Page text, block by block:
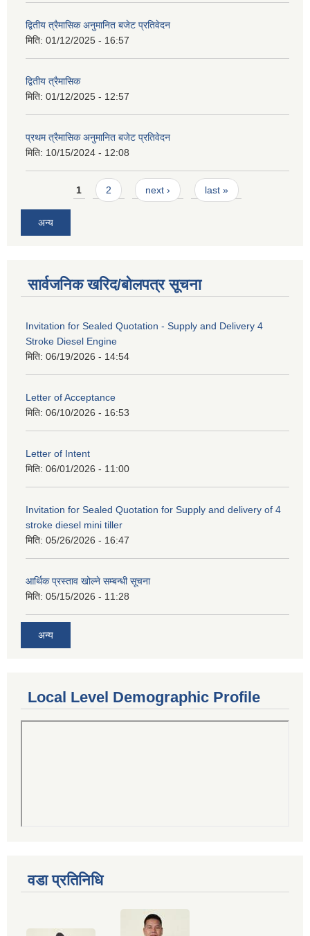
द्वितीय त्रैमासिक अनुमानित बजेट प्रतिवेदन
मिति: 01/12/2025 - 16:57
द्वितीय त्रैमासिक
मिति: 01/12/2025 - 12:57
प्रथम त्रैमासिक अनुमानित बजेट प्रतिवेदन
मिति: 10/15/2024 - 12:08
Pages1 2 next › last »
अन्य
सार्वजनिक खरिद/बोलपत्र सूचना
Invitation for Sealed Quotation - Supply and Delivery 4
Stroke Diesel Engine
मिति: 06/19/2026 - 14:54
Letter of Acceptance
मिति: 06/10/2026 - 16:53
Letter of Intent
मिति: 06/01/2026 - 11:00
Invitation for Sealed Quotation for Supply and delivery of 4
stroke diesel mini tiller
मिति: 05/26/2026 - 16:47
आर्थिक प्रस्ताव खोल्ने सम्बन्धी सूचना
मिति: 05/15/2026 - 11:28
अन्य
Local Level Demographic Profile
वडा प्रतिनिधि